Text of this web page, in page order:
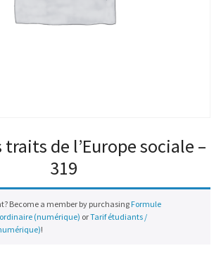
traits de l’Europe sociale –
319
Become a member by purchasing Formule
(numérique) orTarif étudiants /
!